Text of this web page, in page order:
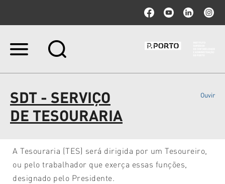
Ir
Ir
para
a
navegação
SDT - SERVIÇO
DE TESOURARIA
Ouvir
A Tesouraria (TES) será dirigida por um Tesoureiro,
ou pelo trabalhador que exerça essas funções,
designado pelo Presidente.